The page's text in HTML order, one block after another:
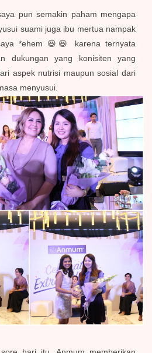
pun semakin paham mengapa
suami juga ibu mertua nampak
*ehem 😆😆 karena ternyata
dukungan yang konisiten yang
aspek nutrisi maupun sosial dari
menyusui.